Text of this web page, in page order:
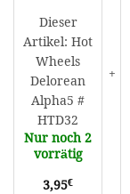
HTD32
Dieser
Artikel: Hot
Wheels
Delorean
Alpha5 #
HTD32
Nur noch 2
vorrätig
3,95€